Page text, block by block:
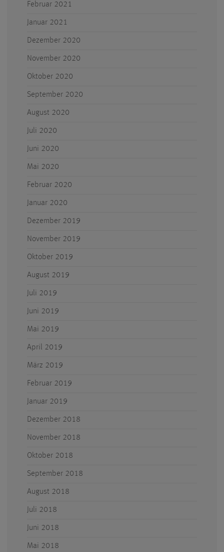
Februar 2021
Januar 2021
Dezember 2020
November 2020
Oktober 2020
September 2020
August 2020
Juli 2020
Juni 2020
Mai 2020
Februar 2020
Januar 2020
Dezember 2019
November 2019
Oktober 2019
August 2019
Juli 2019
Juni 2019
Mai 2019
April 2019
März 2019
Februar 2019
Januar 2019
Dezember 2018
November 2018
Oktober 2018
September 2018
August 2018
Juli 2018
Juni 2018
Mai 2018